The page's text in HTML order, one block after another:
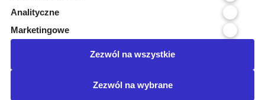
Kontakt
Infolinia 800 800 707
kontakt@pressinfo.pl
Analityczne
Marketingowe
Zezwól na wszystkie
Zezwól na wybrane